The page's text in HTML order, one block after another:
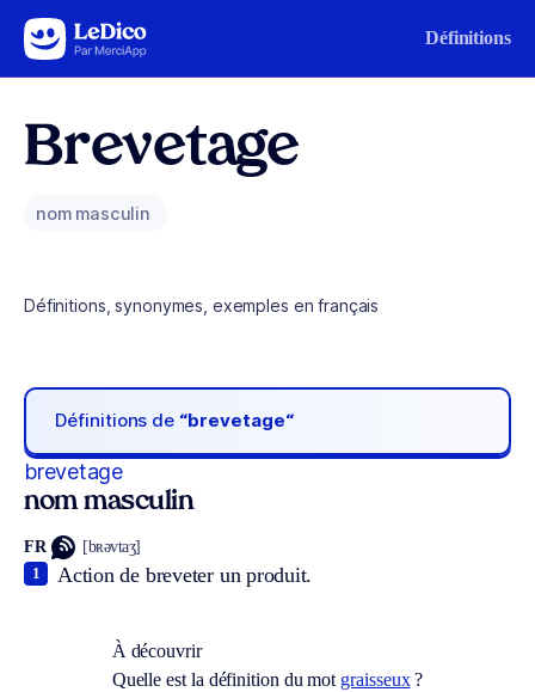
Aller au contenu Définitions
Brevetage
nom masculin
Définitions, synonymes, exemples en français
Définitions de “brevetage“
brevetage
nom masculin
FR [bʀəvtaʒ]
Action de breveter un produit.
1
À découvrir
Quelle est la définition du mot graisseux?